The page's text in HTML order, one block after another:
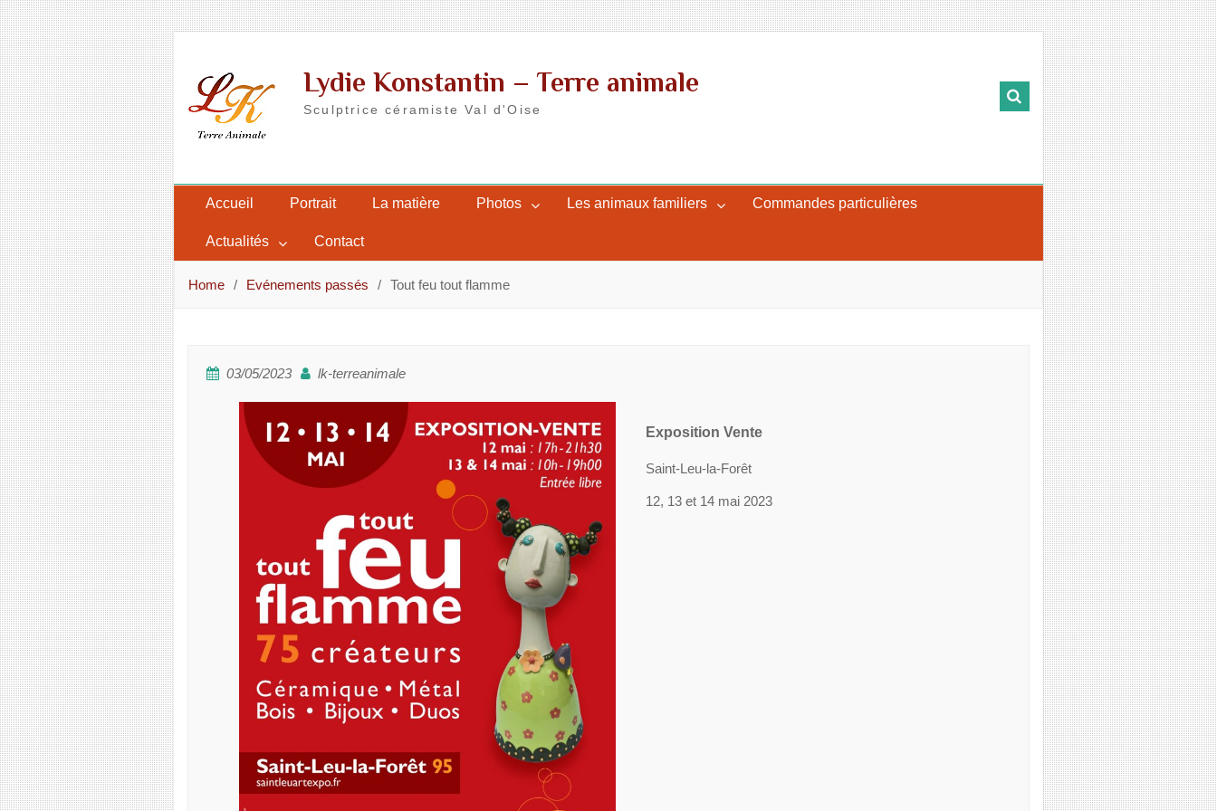
content
Lydie Konstantin – Terre animale
Sculptrice céramiste Val d'Oise
Accueil Portrait La matière Photos Les animaux familiers Commandes particulières
Actualités Contact
Home Evénements passés Tout feu tout flamme
03/05/2023 lk-terreanimale
Exposition Vente
Saint-Leu-la-Forêt
12, 13 et 14 mai 2023